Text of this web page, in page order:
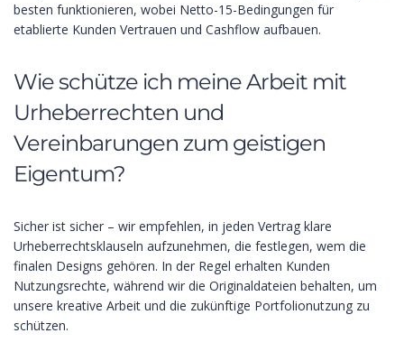
besten funktionieren, wobei Netto-15-Bedingungen für
etablierte Kunden Vertrauen und Cashflow aufbauen.
Wie schütze ich meine Arbeit mit
Urheberrechten und
Vereinbarungen zum geistigen
Eigentum?
Sicher ist sicher – wir empfehlen, in jeden Vertrag klare
Urheberrechtsklauseln aufzunehmen, die festlegen, wem die
finalen Designs gehören. In der Regel erhalten Kunden
Nutzungsrechte, während wir die Originaldateien behalten, um
unsere kreative Arbeit und die zukünftige Portfolionutzung zu
schützen.